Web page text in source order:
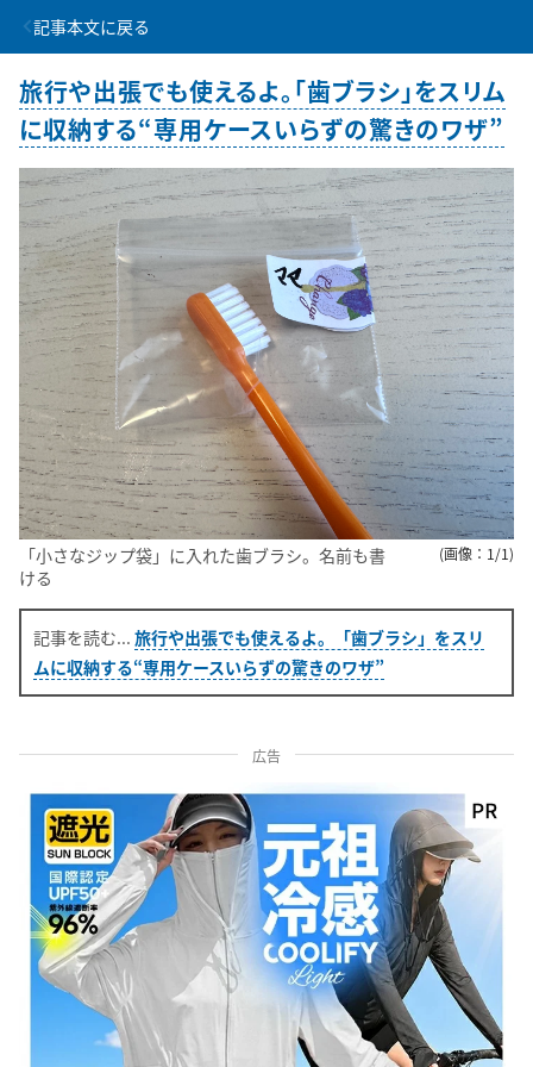
旅行や出張でも使えるよ。「歯ブラシ」をスリム
に収納する“専用ケースいらずの驚きのワザ”
「小さなジップ袋」に入れた歯ブラシ。名前も書
ける
(画像：1/1)
記事本文に戻る
旅行や出張でも使えるよ。「歯ブラシ」をスリ
ムに収納する“専用ケースいらずの驚きのワザ”
広告